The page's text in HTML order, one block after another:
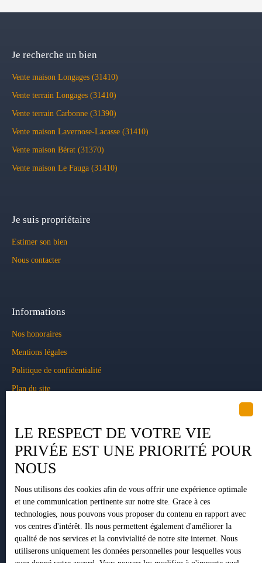
Je recherche un bien
Vente maison Longages (31410)
Vente terrain Longages (31410)
Vente terrain Carbonne (31390)
Vente maison Lavernose-Lacasse (31410)
Vente maison Bérat (31370)
Vente maison Le Fauga (31410)
Je suis propriétaire
Estimer son bien
Nous contacter
Informations
Nos honoraires
Mentions légales
Politique de confidentialité
Plan du site
+33 5 34 35 15 90
1 Impasse Pujeau Rabé
31410 Lavernose-Lacasse
LE RESPECT DE VOTRE VIE
PRIVÉE EST UNE PRIORITÉ POUR
NOUS
Nous utilisons des cookies afin de vous offrir une expérience optimale
et une communication pertinente sur notre site. Grace à ces
technologies, nous pouvons vous proposer du contenu en rapport avec
vos centres d'intérêt. Ils nous permettent également d'améliorer la
qualité de nos services et la convivialité de notre site internet. Nous
utiliserons uniquement les données personnelles pour lesquelles vous